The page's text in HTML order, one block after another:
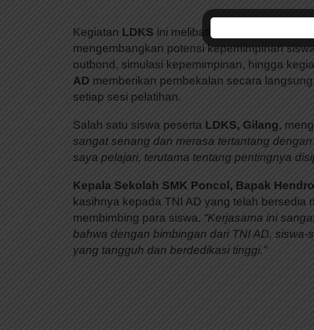
Kegiatan LDKS ini melibatkan berbagai
mengembangkan potensi kepemimpinan
outbond, simulasi kepemimpinan, hingga
AD memberikan pembekalan secara
setiap sesi pelatihan.
Salah satu siswa peserta LDKS, Gilang,
sangat senang dan merasa tertantang
saya pelajari, terutama tentang pentingnya
Kepala Sekolah SMK Poncol, Bapak Hendro
kasihnya kepada TNI AD yang telah bersedia
membimbing para siswa. “Kerjasama ini
bahwa dengan bimbingan dari TNI AD,
yang tangguh dan berdedikasi tinggi.”